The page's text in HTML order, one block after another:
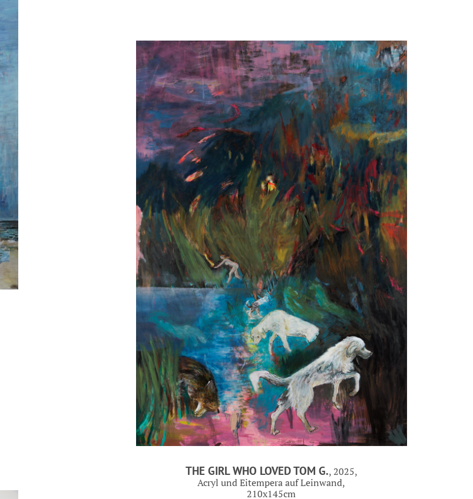
THE GIRL WHO LOVED TOM G., 2025,
Acryl und Eitempera auf Leinwand,
210x145cm